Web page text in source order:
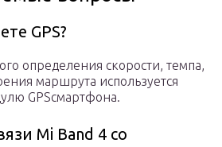
GPS?
определения скорости, темпа,
маршрута используется
GPSсмартфона.
Mi Band 4 со